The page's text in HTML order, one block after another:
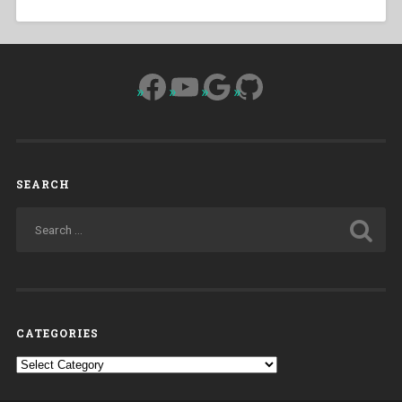
Facebook
YouTube
Google
GitHub
SEARCH
CATEGORIES
Categories